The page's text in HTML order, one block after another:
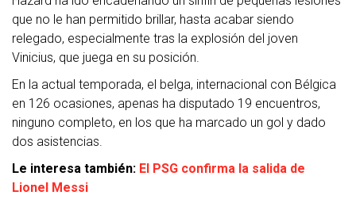
que no le han permitido brillar, hasta acabar siendo
relegado, especialmente tras la explosión del joven
Vinicius, que juega en su posición.
En la actual temporada, el belga, internacional con Bélgica
en 126 ocasiones, apenas ha disputado 19 encuentros,
ninguno completo, en los que ha marcado un gol y dado
dos asistencias.
Le interesa también: El PSG confirma la salida de
Lionel Messi